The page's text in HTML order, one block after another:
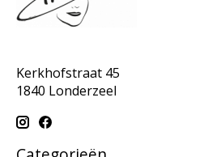
Kerkhofstraat 45
1840 Londerzeel